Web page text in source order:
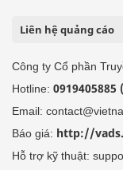
Liên hệ quảng cáo
Công ty Cổ phần
Hotline: 0919405885
Email:
Báo giá: http://
Hỗ trợ kỹ thuật: